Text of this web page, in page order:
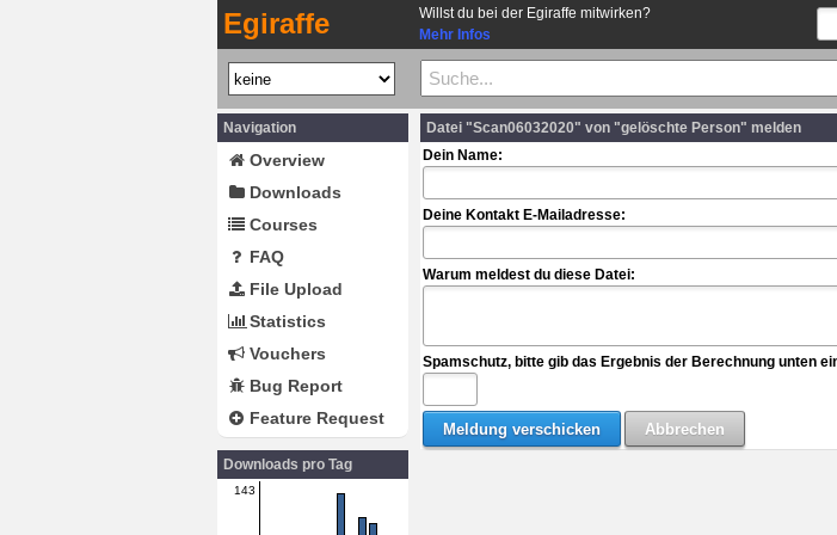
Egiraffe
Willst du bei der Egiraffe mitwirken?
Mehr Infos
Navigation
Overview
Downloads
Courses
FAQ
File Upload
Statistics
Vouchers
Bug Report
Feature Request
Downloads pro Tag
143
Datei "Scan06032020" von "gelöschte Person" melden
Dein Name:
Deine Kontakt E-Mailadresse:
Warum meldest du diese Datei:
Spamschutz, bitte gib das Ergebnis der Berechnung unten